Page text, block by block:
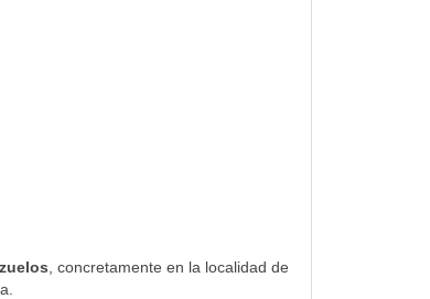
, concretamente en la localidad de